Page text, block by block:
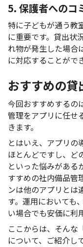
5. 保護者へのコ
特に子どもが通う教
に重要です。貸出状
れ物が発生した場合
に対応することがで
おすすめの貸
今回おすすめするの
管理をアプリに任せ
きます。
とはいえ、アプリの
ほとんどですし、ど
といった悩みがある
すすめの社内備品管
ンは他のアプリとは
す。運用においても
い場合でも安価に利
ここからは、そんな
について、ご紹介し